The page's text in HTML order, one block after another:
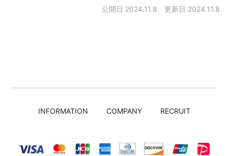
公開日 2024.11.8 更新日 2024.11.8
INFORMATION COMPANY RECRUIT